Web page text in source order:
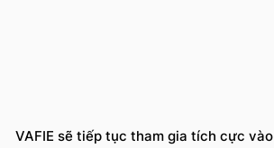
VAFIE sẽ tiếp tục tham gia tích cực vào